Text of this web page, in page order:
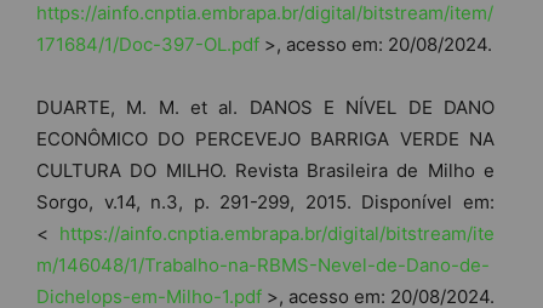
https://ainfo.cnptia.embrapa.br/digital/bitstream/item/
171684/1/Doc-397-OL.pdf >, acesso em: 20/08/2024.
DUARTE, M. M. et al. DANOS E NÍVEL DE DANO
ECONÔMICO DO PERCEVEJO BARRIGA VERDE NA
CULTURA DO MILHO. Revista Brasileira de Milho e
Sorgo, v.14, n.3, p. 291-299, 2015. Disponível em:
< https://ainfo.cnptia.embrapa.br/digital/bitstream/ite
m/146048/1/Trabalho-na-RBMS-Nevel-de-Dano-de-
Dichelops-em-Milho-1.pdf >, acesso em: 20/08/2024.